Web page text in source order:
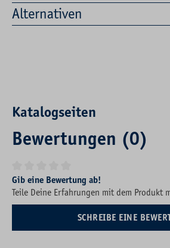
Alternativen
Katalogseiten
Bewertungen (0)
Durchschnittliche Bewertung von 0 von 5
Gib eine Bewertung ab!
Teile Deine Erfahrungen mit dem Produkt
SCHREIBE EINE